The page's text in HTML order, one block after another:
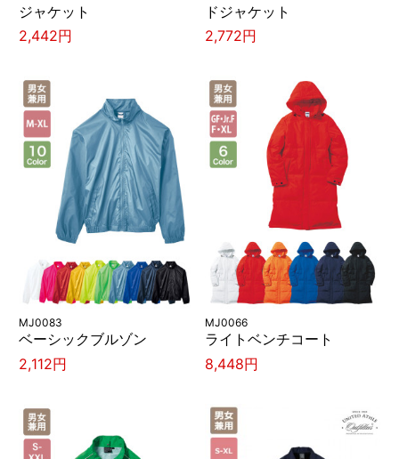
ジャケット
2,442円
ドジャケット
2,772円
MJ0083
ベーシックブルゾン
2,112円
MJ0066
ライトベンチコート
8,448円